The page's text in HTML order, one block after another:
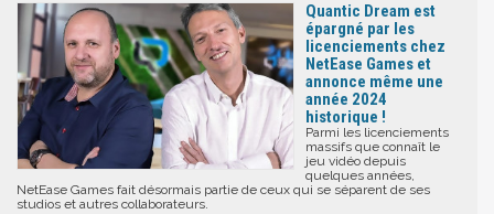
Quantic Dream est
épargné par les
licenciements chez
NetEase Games et
annonce même une
année 2024
historique !
Parmi les licenciements
massifs que connaît le
jeu vidéo depuis
quelques années,
NetEase Games fait désormais partie de ceux qui se séparent de ses
studios et autres collaborateurs.